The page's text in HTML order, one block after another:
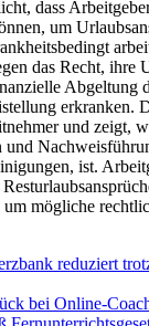
dass
um
das Recht, ihre
Abgeltung
erkranken.
und zeigt,
ist.
mögliche
reduziert
bei Online-